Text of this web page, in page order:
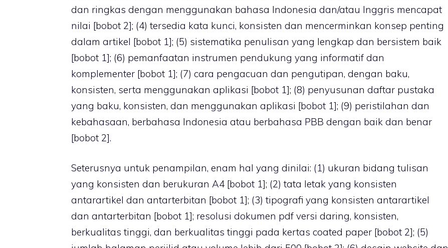
dan ringkas dengan menggunakan bahasa Indonesia dan/atau Inggris mencapat
nilai [bobot 2]; (4) tersedia kata kunci, konsisten dan mencerminkan konsep penting
dalam artikel [bobot 1]; (5) sistematika penulisan yang lengkap dan bersistem baik
[bobot 1]; (6) pemanfaatan instrumen pendukung yang informatif dan
komplementer [bobot 1]; (7) cara pengacuan dan pengutipan, dengan baku,
konsisten, serta menggunakan aplikasi [bobot 1]; (8) penyusunan daftar pustaka
yang baku, konsisten, dan menggunakan aplikasi [bobot 1]; (9) peristilahan dan
kebahasaan, berbahasa Indonesia atau berbahasa PBB dengan baik dan benar
[bobot 2].
Seterusnya untuk penampilan, enam hal yang dinilai: (1) ukuran bidang tulisan
yang konsisten dan berukuran A4 [bobot 1]; (2) tata letak yang konsisten
antarartikel dan antarterbitan [bobot 1]; (3) tipografi yang konsisten antarartikel
dan antarterbitan [bobot 1]; resolusi dokumen pdf versi daring, konsisten,
berkualitas tinggi, dan berkualitas tinggi pada kertas coated paper [bobot 2]; (5)